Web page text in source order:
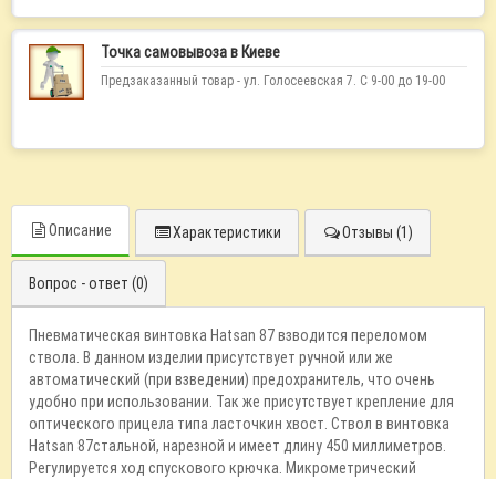
Точка самовывоза в Киеве
Предзаказанный товар - ул. Голосеевская 7. С 9-00 до 19-00
Описание Характеристики Отзывы (1)
Вопрос - ответ (0)
Пневматическая винтовка Hatsan 87 взводится переломом
ствола. В данном изделии присутствует ручной или же
автоматический (при взведении) предохранитель, что очень
удобно при использовании. Так же присутствует крепление для
оптического прицела типа ласточкин хвост. Ствол в винтовка
Hatsan 87стальной, нарезной и имеет длину 450 миллиметров.
Регулируется ход спускового крючка. Микрометрический